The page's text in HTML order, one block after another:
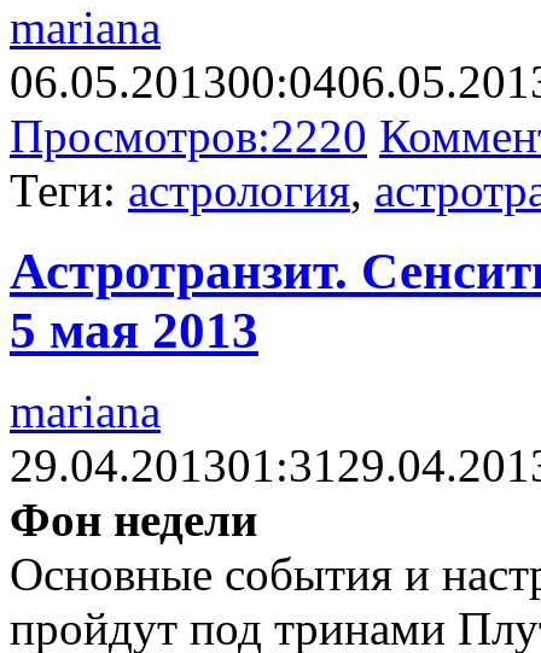
mariana
06.05.201300:04
Просмотров:2220
Теги: астрология,
Астротранзит.
5 мая 2013
mariana
29.04.201301:31
Фон недели
Основные события и
пройдут под тринами